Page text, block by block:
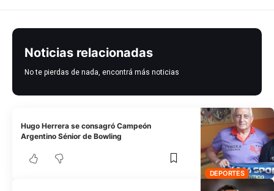
Noticias relacionadas
No te pierdas de nada, encontrá más noticias
DEPORTES
Hugo Herrera se consagró Campeón
Argentino Sénior de Bowling